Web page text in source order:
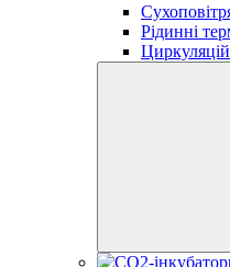
Рідинні